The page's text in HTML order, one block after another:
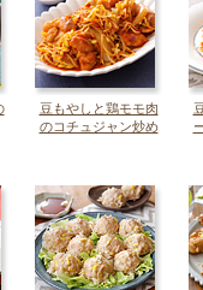
豆もやしと鶏モモ肉
のコチュジャン炒め